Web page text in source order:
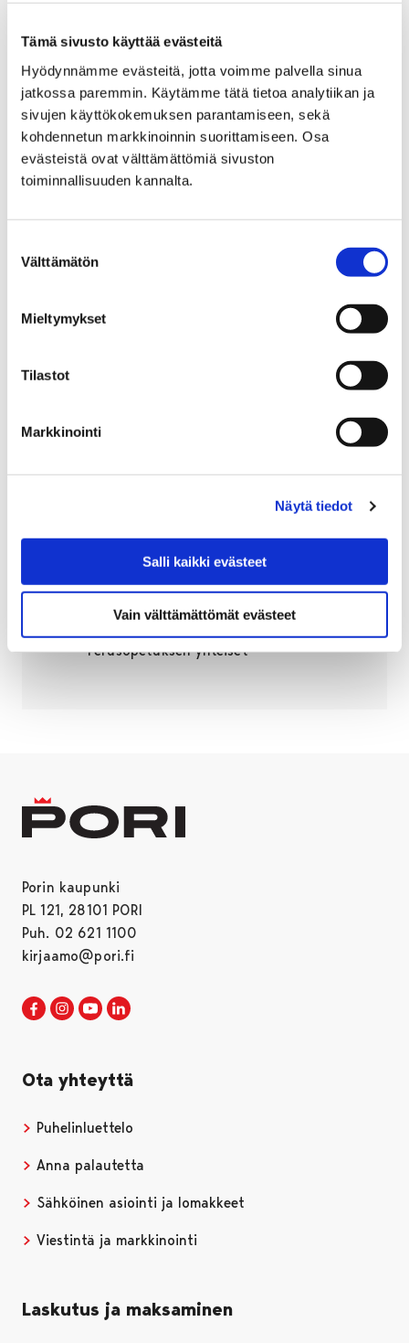
Tämä sivusto käyttää evästeitä
Hyödynnämme evästeitä, jotta voimme palvella sinua
jatkossa paremmin. Käytämme tätä tietoa analytiikan ja
sivujen käyttökokemuksen parantamiseen, sekä
kohdennetun markkinoinnin suorittamiseen. Osa
evästeistä ovat välttämättömiä sivuston
toiminnallisuuden kannalta.
valinta
Välttämätön
Mieltymykset
Tilastot
Markkinointi
Näytä tiedot
Salli kaikki evästeet
Vain välttämättömät evästeet
Facebookissa hankkeen ryhmä löytyy nimellä
”Ohjausta Satakunnassa”.
Lisätietoja antaa:
Jussi Pöllänen, suunnittelija, opetusyksikkö, puh. 044
jussi.pollanen@pori.fi
jussi.pollanen@pori.fi
Sivistystoimiala
Opetusyksikkö
Perusopetuksen yhteiset
Porin kaupunki
PL 121, 28101 PORI
Puh. 02 621 1100
kirjaamo@pori.fi
Porin kaupunki Facebookissa
Avautuu uudessa välilehdessä
Porin kaupunki Instagramissa
Avautuu uudessa välilehdessä
Porin kaupunki Youtubessa
Avautuu uudessa välilehdessä
Ota yhteyttä
Puhelinluettelo
Anna palautetta
Sähköinen asiointi ja lomakkeet
Viestintä ja markkinointi
Laskutus ja maksaminen